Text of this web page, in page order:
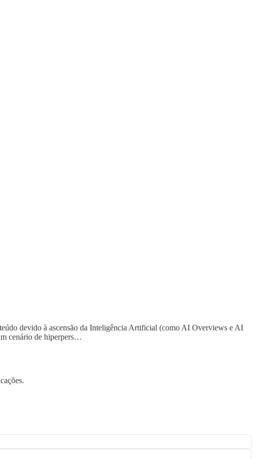
devido à ascensão da Inteligência Artificial (como AI Overviews e AI
cenário de hiperpers…